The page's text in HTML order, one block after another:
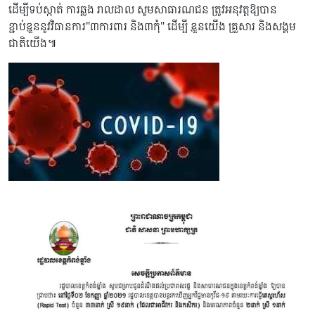
ដើម្បីទប់ស្កាត់ ការឆ្លង រាលដាល សូមសាធារណជន ត្រូវអនុវត្តឱ្យបាន
ខ្ជាប់ខ្ជួននូវវិធានការ"៣ការពារ និង៣កុំ" ដើម្បី ខ្លួនយើង គ្រួសារ និងសង្គម
ជាតិយើង៕